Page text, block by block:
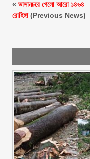
« ভাসানচরে গেলো আরো ১৪৬৪
রোহিঙ্গা(Previous News)